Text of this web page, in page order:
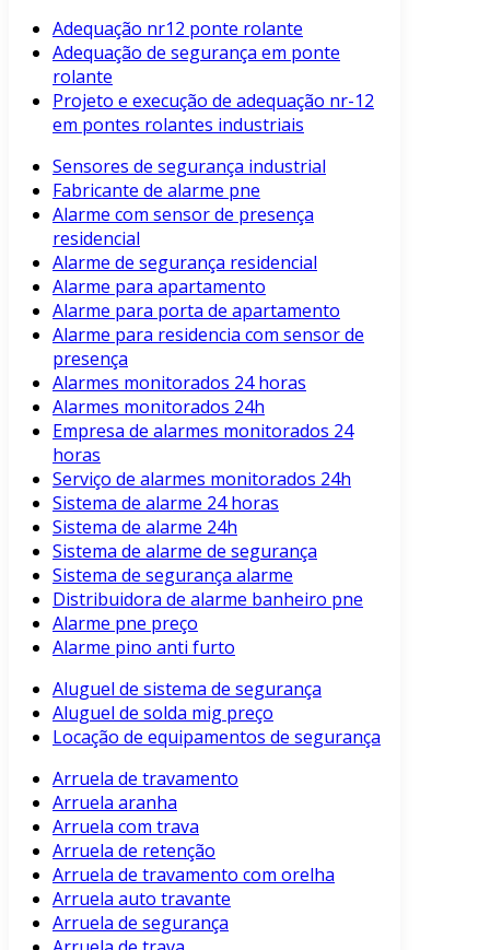
Adequação nr12 ponte rolante
Adequação de segurança em ponte
rolante
Projeto e execução de adequação nr-12
em pontes rolantes industriais
Sensores de segurança industrial
Fabricante de alarme pne
Alarme com sensor de presença
residencial
Alarme de segurança residencial
Alarme para apartamento
Alarme para porta de apartamento
Alarme para residencia com sensor de
presença
Alarmes monitorados 24 horas
Alarmes monitorados 24h
Empresa de alarmes monitorados 24
horas
Serviço de alarmes monitorados 24h
Sistema de alarme 24 horas
Sistema de alarme 24h
Sistema de alarme de segurança
Sistema de segurança alarme
Distribuidora de alarme banheiro pne
Alarme pne preço
Alarme pino anti furto
Aluguel de sistema de segurança
Aluguel de solda mig preço
Locação de equipamentos de segurança
Arruela de travamento
Arruela aranha
Arruela com trava
Arruela de retenção
Arruela de travamento com orelha
Arruela auto travante
Arruela de segurança